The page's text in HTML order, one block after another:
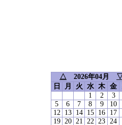
△ 2026年04月
日
月 火 水 木 金
1
2 3
5
6 7 8 9 10
12
13 14 15 16 17
19 20 21 22 23 24